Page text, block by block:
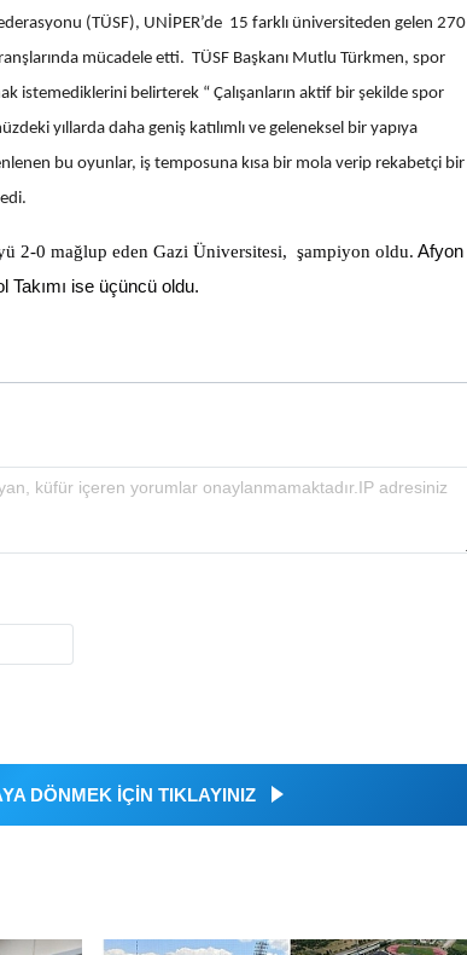
(TÜSF), UNİPER’de 15 farklı üniversiteden gelen 270
mücadele etti. TÜSF Başkanı Mutlu Türkmen, spor
istemediklerini belirterek “ Çalışanların aktif bir şekilde spor
yıllarda daha geniş katılımlı ve geleneksel bir yapıya
bu oyunlar, iş temposuna kısa bir mola verip rekabetçi bir
2-0 mağlup eden Gazi Üniversitesi, şampiyon oldu. Afyon
ise üçüncü oldu.
DÖNMEK İÇİN TIKLAYINIZ